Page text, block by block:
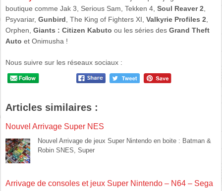
boutique comme Jak 3, Serious Sam, Tekken 4,Soul Reaver 2
Psyvariar,Gunbird , The King of Fighters XI,Valkyrie Profiles 2
Orphen,Giants : Citizen Kabuto ou les séries desGrand Theft
Auto et Onimusha !
Nous suivre sur les réseaux sociaux :
Articles similaires :
Nouvel Arrivage Super NES
Nouvel Arrivage de jeux Super Nintendo en boite : Batman &
Robin SNES, Super
Arrivage de consoles et jeux Super Nintendo – N64 – Sega